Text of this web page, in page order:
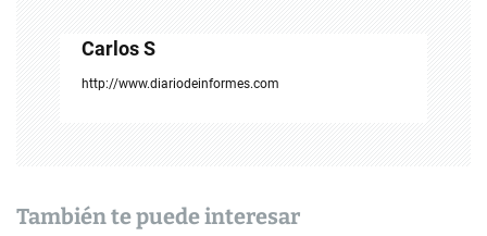
e
Carlos S
http://www.diariodeinformes.com
También te puede interesar